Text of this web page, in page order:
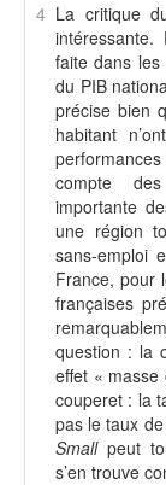
4 La critique
faite dans les
du PIB
précise bien
habitant
compte
importante
une région
sans-emploi
France, pour
françaises
question : la
effet «
couperet : la
pas le taux
Smallpeut
s’en trouve